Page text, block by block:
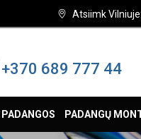
Atsiimk
+370 689 777 44
PADANGŲ